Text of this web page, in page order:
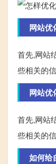
网站优
首先,网站
些相关的
网站优
首先,网站
些相关的
如何给